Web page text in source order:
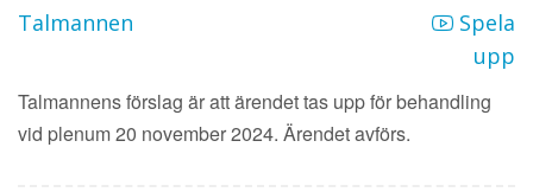
Talmannen
Spela
upp
Talmannens förslag är att ärendet tas upp för behandling
vid plenum 20 november 2024. Ärendet avförs.